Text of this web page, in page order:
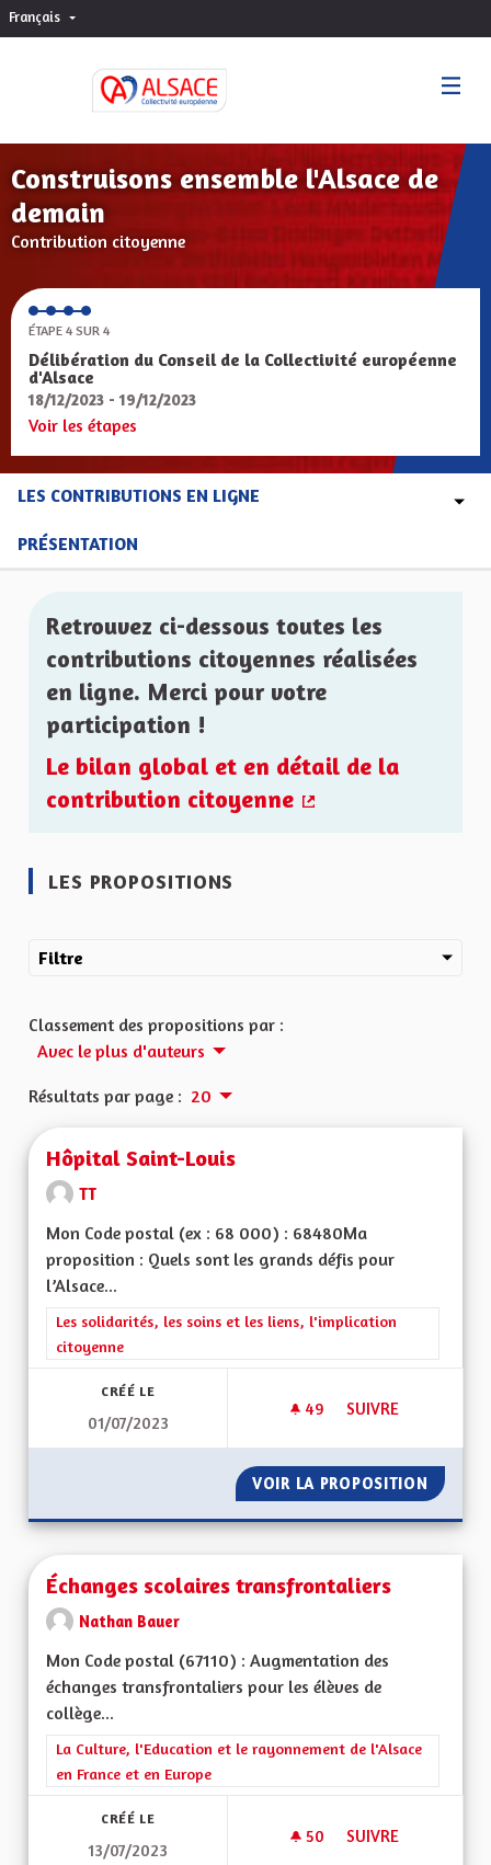
Français Choisir la langue
Construisons ensemble l'Alsace de
demain
Contribution citoyenne
ÉTAPE 4 SUR 4
Délibération du Conseil de la Collectivité européenne
d'Alsace
18/12/2023 - 19/12/2023
Voir les étapes
LES CONTRIBUTIONS EN LIGNE
PRÉSENTATION
Retrouvez ci-dessous toutes les
contributions citoyennes réalisées
en ligne. Merci pour votre
participation !
Le bilan global et en détail de la
contribution citoyenne
LES PROPOSITIONS
Filtre
Classement des propositions par :
Avec le plus d'auteurs
Résultats par page : 20
Hôpital Saint-Louis
TT
Mon Code postal (ex : 68 000) : 68480Ma
proposition : Quels sont les grands défis pour
l’Alsace...
Filtrer les résultats de la catégorie : Les solidarités, les soins
Les solidarités, les soins et les liens, l'implication
citoyenne
CRÉÉ LE
01/07/2023
49 49 ABONNÉS
SUIVRE
VOIR LA PROPOSITION
Échanges scolaires transfrontaliers
Nathan Bauer
Mon Code postal (67110) : Augmentation des
échanges transfrontaliers pour les élèves de
collège...
Filtrer les résultats de la catégorie : La Culture, l'Education et
La Culture, l'Education et le rayonnement de l'Alsace
en France et en Europe
CRÉÉ LE
13/07/2023
50 50 ABONNÉS
SUIVRE